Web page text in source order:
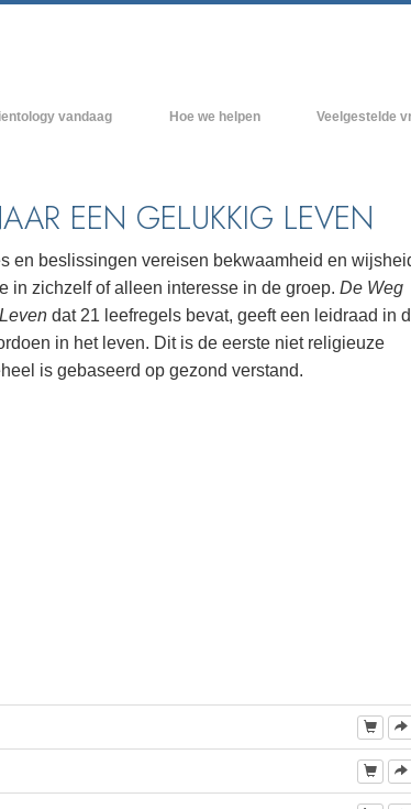
vandaag
Base
beschikbaar maken voor de
Hoe we helpen Veelgestelde
De organisatie
EEN GELUKKIG LEVEN
en beslissingen vereisen bekwaamheid en
in zichzelf of alleen interesse in de groep. De Weg
dat 21 leefregels bevat, geeft een leidraad in
in het leven. Dit is de eerste niet religieuze
is gebaseerd op gezond verstand.